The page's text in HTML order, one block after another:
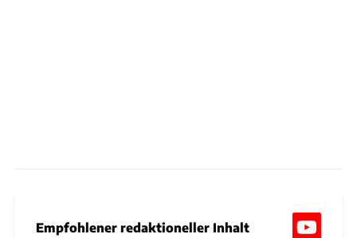
Empfohlener redaktioneller Inhalt